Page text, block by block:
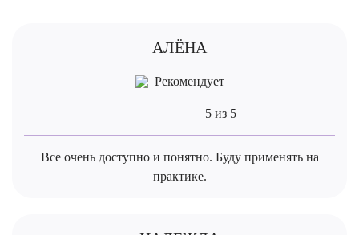
АЛЁНА
Рекомендует
5 из 5
Все очень доступно и понятно. Буду применять на
практике.